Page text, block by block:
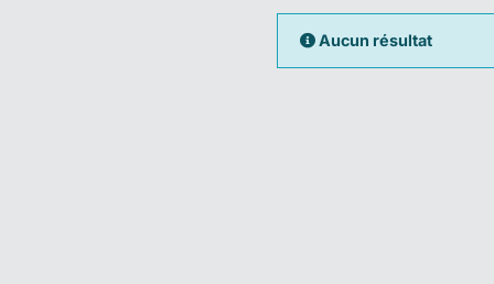
Aucun résultat